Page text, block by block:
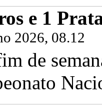
e 1
2026, 08.12
de